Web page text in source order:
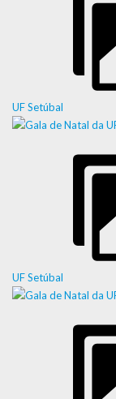
UF Setúbal
UF Setúbal